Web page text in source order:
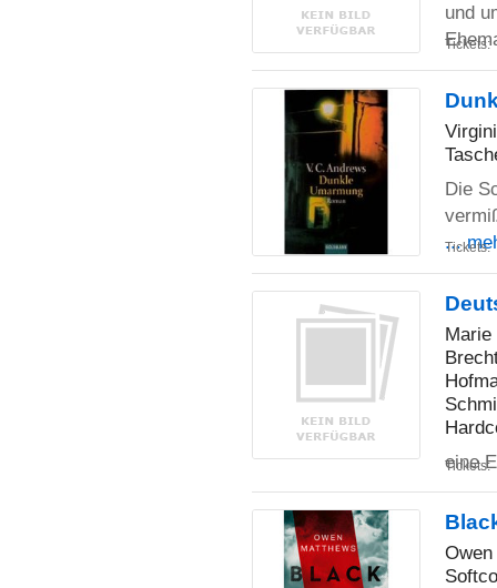
und
Tickets:
Die
...
Tickets:
eine
Tickets: